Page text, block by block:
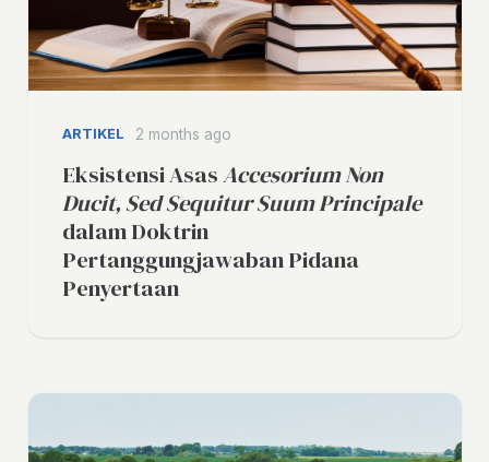
ARTIKEL 2 months ago
Eksistensi AsasAccesorium Non
Ducit, Sed Sequitur Suum Principale
dalam Doktrin
Pertanggungjawaban Pidana
Penyertaan